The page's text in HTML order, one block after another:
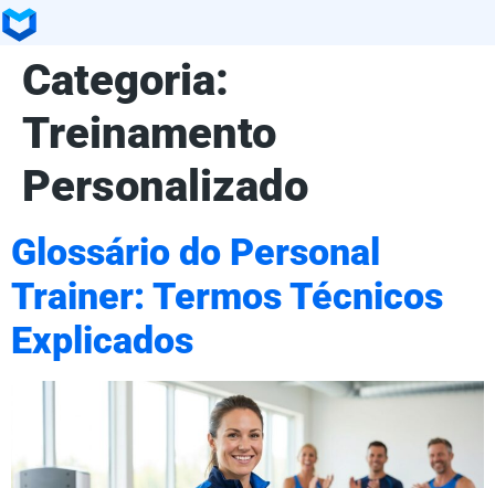
Categoria:
Treinamento
Personalizado
Glossário do Personal
Trainer: Termos Técnicos
Explicados